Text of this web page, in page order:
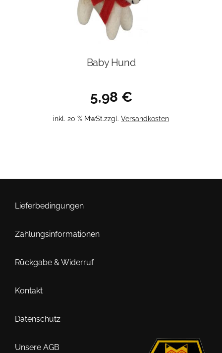
Baby Hund
5,98 €
inkl. 20 % MwSt.zzgl. Versandkosten
Lieferbedingungen
Zahlungsinformationen
Rückgabe & Widerruf
Kontakt
Datenschutz
Unsere AGB